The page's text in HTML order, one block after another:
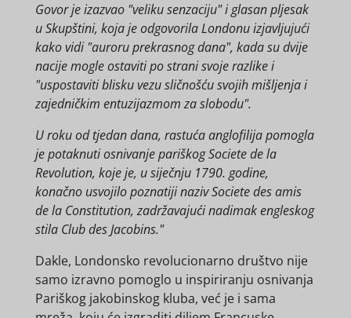
Govor je izazvao "veliku senzaciju" i glasan pljesak
u Skupštini, koja je odgovorila Londonu izjavljujući
kako vidi "auroru prekrasnog dana", kada su dvije
nacije mogle ostaviti po strani svoje razlike i
"uspostaviti blisku vezu sličnošću svojih mišljenja i
zajedničkim entuzijazmom za slobodu".
U roku od tjedan dana, rastuća anglofilija pomogla
je potaknuti osnivanje pariškog Societe de la
Revolution, koje je, u siječnju 1790. godine,
konačno usvojilo poznatiji naziv Societe des amis
de la Constitution, zadržavajući nadimak engleskog
stila Club des Jacobins."
Dakle, Londonsko revolucionarno društvo nije
samo izravno pomoglo u inspiriranju osnivanja
Pariškog jakobinskog kluba, već je i sama